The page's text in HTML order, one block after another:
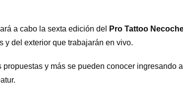
a cabo la sexta edición del Pro Tattoo
y del exterior que trabajarán en vivo.
y más se pueden conocer ingresando